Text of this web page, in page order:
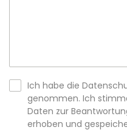
Ich habe die
genommen. Ich
Daten zur
erhoben und